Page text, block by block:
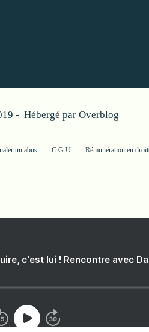
- Hébergé par Overblog
un abus C.G.U. Rémunération en
c'est lui ! Rencontre avec